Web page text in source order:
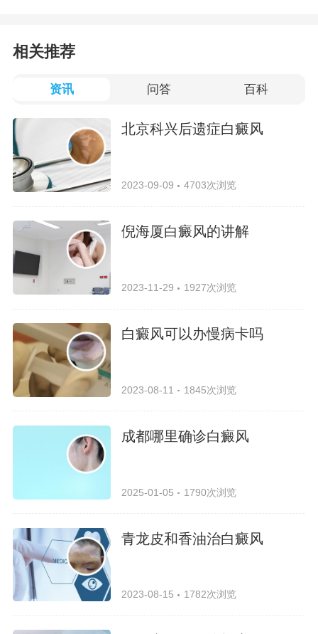
相关推荐
资讯 问答 百科
北京科兴后遗症白癜风
2023-09-09 4703次浏览
倪海厦白癜风的讲解
2023-11-29 1927次浏览
白癜风可以办慢病卡吗
2023-08-11 1845次浏览
成都哪里确诊白癜风
2025-01-05 1790次浏览
青龙皮和香油治白癜风
2023-08-15 1782次浏览